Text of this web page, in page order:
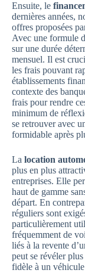
Ensuite, le
dernières années,
offres proposées
Avec une formule
sur une durée
mensuel. Il est
les frais pouvant
établissements
contexte des
frais pour rendre
minimum de
se retrouver avec
formidable après
La location
plus en plus
entreprises. Elle
haut de gamme
départ. En
réguliers sont
particulièrement
fréquemment de
liés à la revente
peut se révéler
fidèle à un